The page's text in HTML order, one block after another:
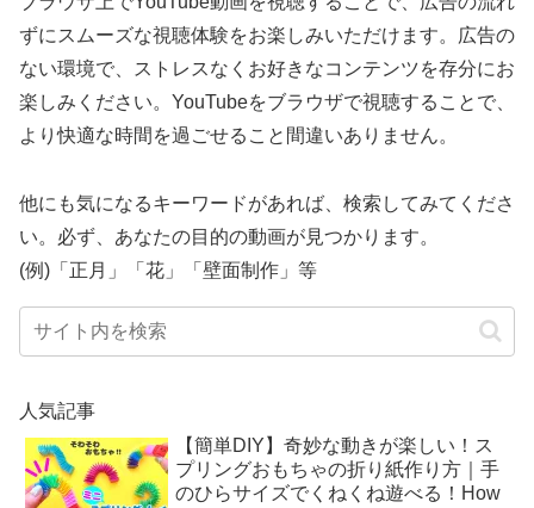
ずにスムーズな視聴体験をお楽しみいただけます。広告の
ない環境で、ストレスなくお好きなコンテンツを存分にお
楽しみください。YouTubeをブラウザで視聴することで、
より快適な時間を過ごせること間違いありません。
他にも気になるキーワードがあれば、検索してみてくださ
い。必ず、あなたの目的の動画が見つかります。
(例)「正月」「花」「壁面制作」等
人気記事
【簡単DIY】奇妙な動きが楽しい！ス
プリングおもちゃの折り紙作り方｜手
のひらサイズでくねくね遊べる！How